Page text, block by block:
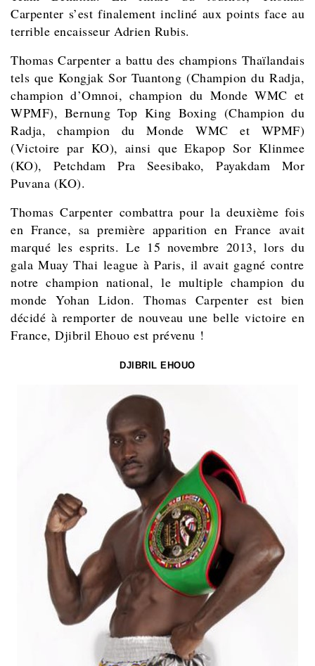
Carpenter s’est finalement incliné aux points face au
terrible encaisseur Adrien Rubis.
Thomas Carpenter a battu des champions Thaïlandais
tels que Kongjak Sor Tuantong (Champion du Radja,
champion d’Omnoi, champion du Monde WMC et
WPMF), Bernung Top King Boxing (Champion du
Radja, champion du Monde WMC et WPMF)
(Victoire par KO), ainsi que Ekapop Sor Klinmee
(KO), Petchdam Pra Seesibako, Payakdam Mor
Puvana (KO).
Thomas Carpenter combattra pour la deuxième fois
en France, sa première apparition en France avait
marqué les esprits. Le 15 novembre 2013, lors du
gala Muay Thai league à Paris, il avait gagné contre
notre champion national, le multiple champion du
monde Yohan Lidon. Thomas Carpenter est bien
décidé à remporter de nouveau une belle victoire en
France, Djibril Ehouo est prévenu !
DJIBRIL EHOUO